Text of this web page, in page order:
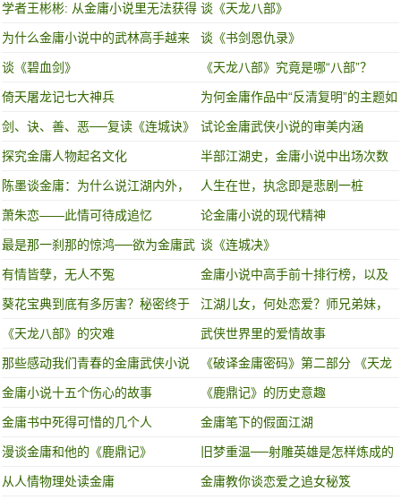
学者王彬彬: 从金庸小说里无法获得
现代公民意识
谈《天龙八部》
为什么金庸小说中的武林高手越来
越弱
谈《书剑恩仇录》
谈《碧血剑》 《天龙八部》究竟是哪“八部”？
倚天屠龙记七大神兵
为何金庸作品中“反清复明”的主题如
此明显？他与清朝有何仇恨？
剑、诀、善、恶──复读《连城诀》 试论金庸武侠小说的审美内涵
探究金庸人物起名文化
半部江湖史，金庸小说中出场次数
最多的门派
陈墨谈金庸：为什么说江湖内外，
金庸都是个传奇？
人生在世，执念即是悲剧一桩
萧朱恋——此情可待成追忆 论金庸小说的现代精神
最是那一刹那的惊鸿──欲为金庸武
学论之塞万提斯
谈《连城决》
有情皆孽，无人不冤
金庸小说中高手前十排行榜，以及
武功秘籍排行榜!
葵花宝典到底有多厉害？秘密终于
被说出！
江湖儿女，何处恋爱？师兄弟妹，
近水楼台
《天龙八部》的灾难 武侠世界里的爱情故事
那些感动我们青春的金庸武侠小说
中的经典场景
《破译金庸密码》第二部分 《天龙
八部》
金庸小说十五个伤心的故事 《鹿鼎记》的历史意趣
金庸书中死得可惜的几个人 金庸笔下的假面江湖
漫谈金庸和他的《鹿鼎记》 旧梦重温──射雕英雄是怎样炼成的
从人情物理处读金庸 金庸教你谈恋爱之追女秘笈